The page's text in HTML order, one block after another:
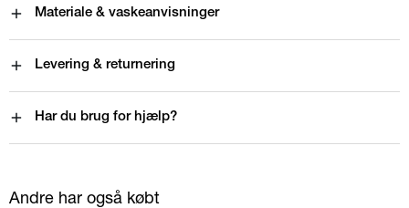
Materiale & vaskeanvisninger
Levering & returnering
Har du brug for hjælp?
Andre har også købt